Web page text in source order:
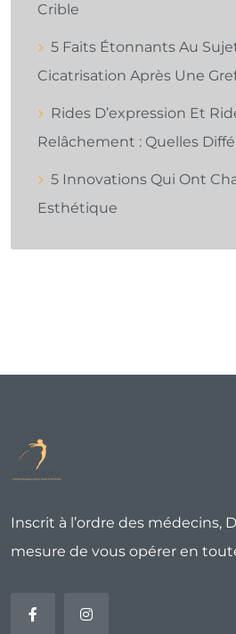
Crible
5 Faits Étonnants Au
Cicatrisation Après Une
Rides D’expression Et
Relâchement : Quelles
5 Innovations Qui Ont
Esthétique
Inscrit à l’ordre des médecins,
mesure de vous opérer en